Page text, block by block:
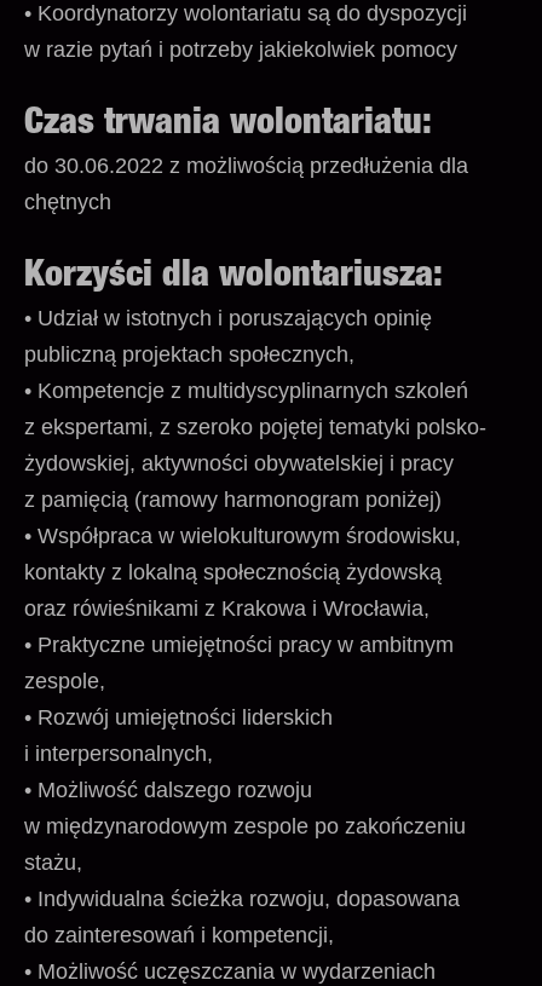
• Koordynatorzy wolontariatu są do dyspozycji
w razie pytań i potrzeby jakiekolwiek pomocy
Czas trwania wolontariatu:
do 30.06.2022 z możliwością przedłużenia dla
chętnych
Korzyści dla wolontariusza:
• Udział w istotnych i poruszających opinię
publiczną projektach społecznych,
• Kompetencje z multidyscyplinarnych szkoleń
z ekspertami, z szeroko pojętej tematyki polsko-
żydowskiej, aktywności obywatelskiej i pracy
z pamięcią (ramowy harmonogram poniżej)
• Współpraca w wielokulturowym środowisku,
kontakty z lokalną społecznością żydowską
oraz rówieśnikami z Krakowa i Wrocławia,
• Praktyczne umiejętności pracy w ambitnym
zespole,
• Rozwój umiejętności liderskich
i interpersonalnych,
• Możliwość dalszego rozwoju
w międzynarodowym zespole po zakończeniu
stażu,
• Indywidualna ścieżka rozwoju, dopasowana
do zainteresowań i kompetencji,
• Możliwość uczęszczania w wydarzeniach